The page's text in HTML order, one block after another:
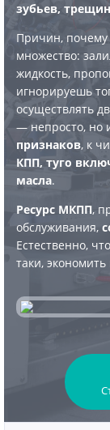
зубьев,
Причин, почему
множество:
жидкость,
игнорируешь
осуществлять
— непросто, но
признаков, к
КПП, туго
масла.
Ресурс МКПП,
обслуживания,
Естественно,
таки, экономить